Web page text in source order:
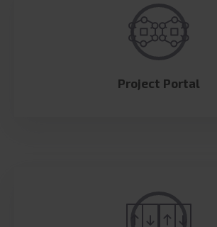
Project Portal